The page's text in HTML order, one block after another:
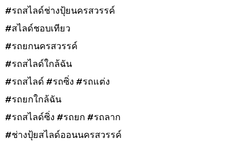
#รถสไลด์ช่างปุ้ยนครสวรรค์
#สไลด์ชอบเทียว
#รถยกนครสวรรค์
#รถสไลด์ใกล้ฉัน
#รถสไลด์ #รถซิ่ง #รถแต่ง
#รถยกใกล้ฉัน
#รถสไลด์ซิ่ง #รถยก #รถลาก
#ช่างปุ้ยสไลด์ออนนครสวรรค์